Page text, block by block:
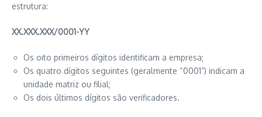
estrutura:
XX.XXX.XXX/0001-YY
Os oito primeiros dígitos identificam a empresa;
Os quatro dígitos seguintes (geralmente “0001”) indicam a
unidade matriz ou filial;
Os dois últimos dígitos são verificadores.